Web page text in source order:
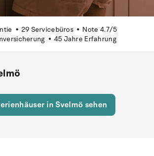
29 Servicebüros
Note 4.7/5
45 Jahre Erfahrung
in Svelmö sehen